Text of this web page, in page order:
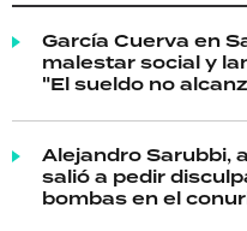
García Cuerva en
malestar social y
"El sueldo no
Alejandro Sarubbi,
salió a pedir
bombas en el